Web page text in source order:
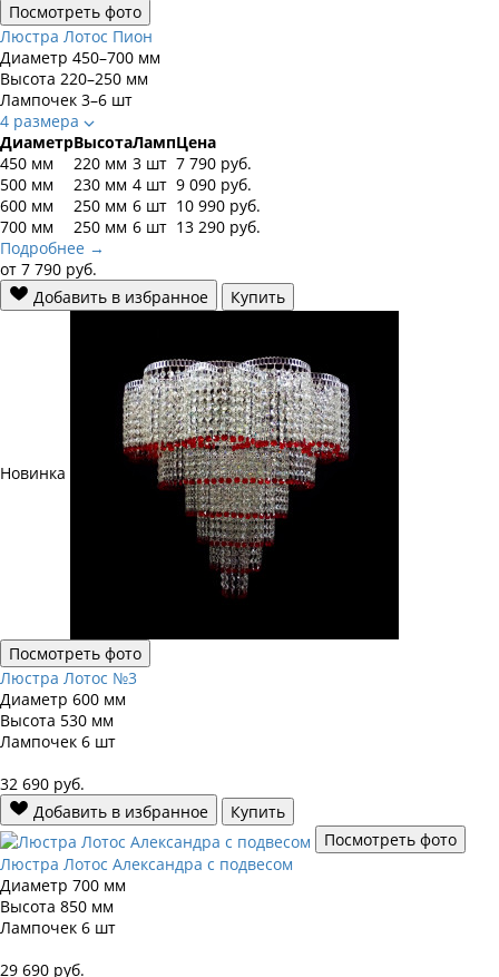
Посмотреть фото
Люстра Лотос Пион
Диаметр 450–700 мм
Высота 220–250 мм
Лампочек 3–6 шт
4 размера
ДиаметрВысотаЛампЦена
450 мм
220 мм 3 шт 7 790 руб.
500 мм
230 мм 4 шт 9 090 руб.
600 мм
250 мм 6 шт 10 990 руб.
700 мм
250 мм 6 шт 13 290 руб.
Подробнее →
от 7 790 руб.
Добавить в избранное
Купить
Новинка
Посмотреть фото
Люстра Лотос №3
Диаметр 600 мм
Высота 530 мм
Лампочек 6 шт
32 690 руб.
Добавить в избранное
Купить
Посмотреть фото
Люстра Лотос Александра с подвесом
Диаметр 700 мм
Высота 850 мм
Лампочек 6 шт
29 690 руб.